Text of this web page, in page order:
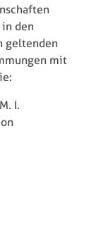
in den
geltenden
mit
I.